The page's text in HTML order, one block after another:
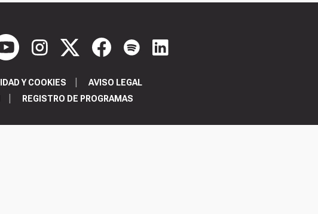
Y COOKIES
AVISO LEGAL
REGISTRO DE PROGRAMAS